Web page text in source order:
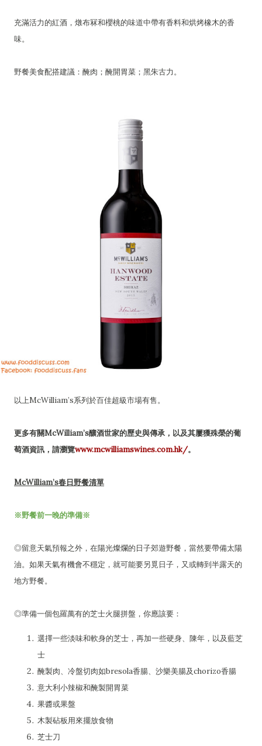
充滿活力的紅酒，燉布冧和櫻桃的味道中帶有香料和烘烤橡木的香
味。
野餐美食配搭建議：醃肉；醃開胃菜；黑朱古力。
以上McWilliam’s系列於百佳超級市場有售。
更多有關McWilliam’s釀酒世家的歷史與傳承，以及其屢獲殊榮的葡
萄酒資訊，請瀏覽www.mcwilliamswines.com.hk/。
McWilliam’s春日野餐清單
※野餐前一晚的準備※
◎留意天氣預報之外，在陽光燦爛的日子郊遊野餐，當然要帶備太陽
油。如果天氣有機會不穩定，就可能要另覓日子，又或轉到半露天的
地方野餐。
◎準備一個包羅萬有的芝士火腿拼盤，你應該要：
選擇一些淡味和軟身的芝士，再加一些硬身、陳年，以及藍芝
士
醃製肉、冷盤切肉如bresola香腸、沙樂美腸及chorizo香腸
意大利小辣椒和醃製開胃菜
果醬或果盤
木製砧板用來擺放食物
芝士刀